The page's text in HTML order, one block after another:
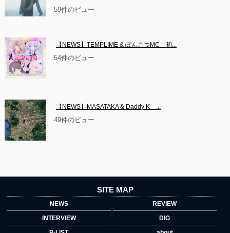
59件のビュー
【NEWS】TEMPLIME & ぽんこつMC　初...
54件のビュー
【NEWS】MASATAKA & Daddy K　...
49件のビュー
SITE MAP
NEWS
REVIEW
INTERVIEW
DIG